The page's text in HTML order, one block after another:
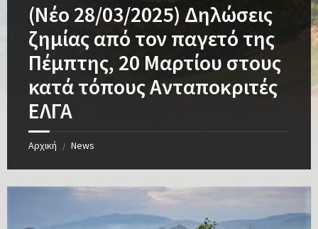
(Νέο 28/03/2025) Δηλώσεις
ζημίας από τον παγετό της
Πέμπτης, 20 Μαρτίου στους
κατά τόπους Ανταποκριτές
ΕΛΓΑ
Αρχική / News